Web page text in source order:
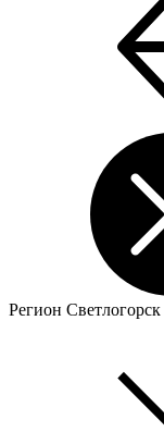
Регион Светлогорск